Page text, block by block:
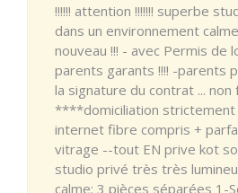
!!!!!! attention !!!!!!! superbe
dans un environnement
nouveau !!! - avec Permis de
parents garants !!!! -parents
la signature du contrat ... non
****domiciliation
internet fibre compris +
vitrage --tout EN prive kot
studio privé très très
calme: 3 pièces séparées 1-